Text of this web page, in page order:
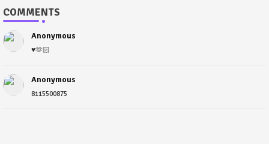
COMMENTS
Anonymous
♥️🫶🏻
Anonymous
8115500875